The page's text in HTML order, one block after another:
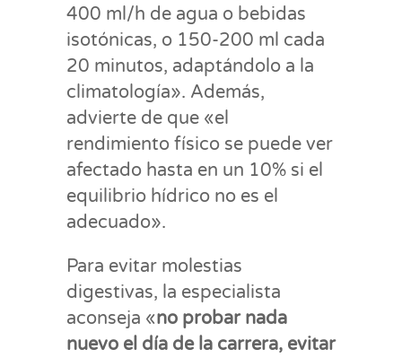
400 ml/h de agua o bebidas
isotónicas, o 150-200 ml cada
20 minutos, adaptándolo a la
climatología». Además,
advierte de que «el
rendimiento físico se puede ver
afectado hasta en un 10% si el
equilibrio hídrico no es el
adecuado».
Para evitar molestias
digestivas, la especialista
aconseja «no probar nada
nuevo el día de la carrera, evitar